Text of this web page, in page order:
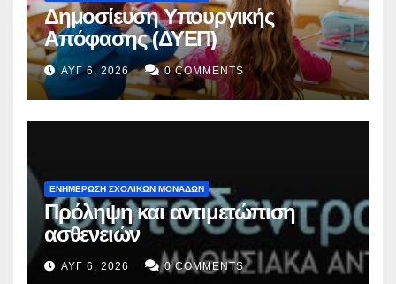
Δημοσίευση Υπουργικής
Απόφασης (ΔΥΕΠ)
ΑΥΓ 6, 2026 0 COMMENTS
ΕΝΗΜΕΡΩΣΗ ΣΧΟΛΙΚΩΝ ΜΟΝΑΔΩΝ
Πρόληψη και αντιμετώπιση
ασθενειών
ΑΥΓ 6, 2026 0 COMMENTS